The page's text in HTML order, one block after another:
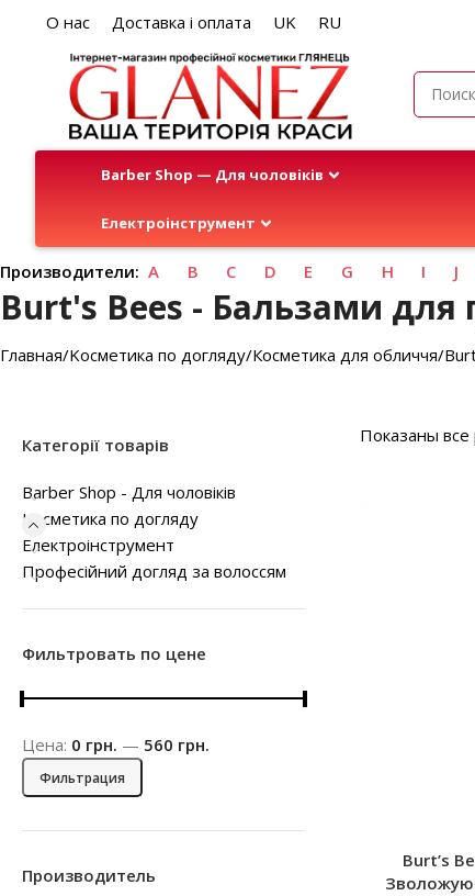
О нас Доставка і оплата UK RU
Barber Shop — Для чоловіків
Електроінструмент
Производители: A B C D E G H I J
Burt's Bees - Бальзами для
Главная Kосметика по догляду Косметика для обличчя
Категорії товарів
Barber Shop - Для чоловіків
Kосметика по догляду
Електроінструмент
Професійний догляд за волоссям
Фильтровать по цене
Фильтрация
Цена: 0 грн. — 560 грн.
Производитель
Показаны все
Burt’s